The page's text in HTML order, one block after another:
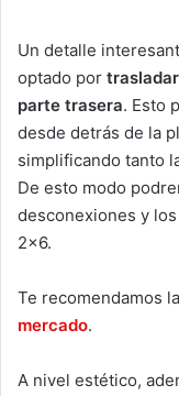
Un detalle
optado por
parte trasera. Esto
desde detrás de la
simplificando tanto
De esto modo
desconexiones y
2×6.
Te recomendamos
mercado.
A nivel estético,